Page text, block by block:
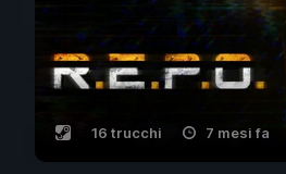
16 trucchi 7 mesi fa